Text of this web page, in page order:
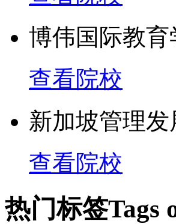
博伟国际教育
查看院校
新加坡管理发
查看院校
热门标签Tags